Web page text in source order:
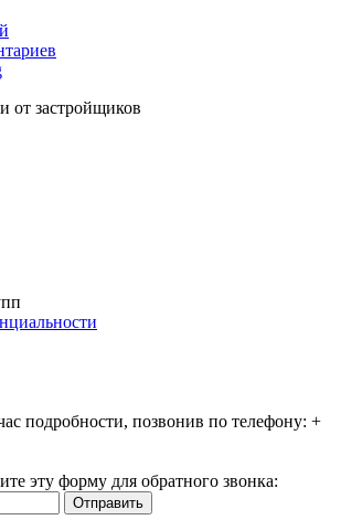
от застройщиков
подробности, позвонив по телефону: +
эту форму для обратного звонка:
Отправить